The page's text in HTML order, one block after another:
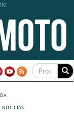
notícias